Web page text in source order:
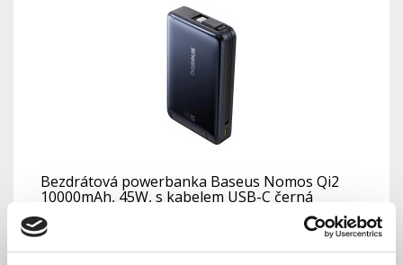
Bezdrátová powerbanka Baseus Nomos Qi2
10000mAh, 45W, s kabelem USB-C černá
Dostupnost:
1 390 Kč